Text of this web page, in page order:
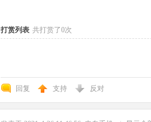
打赏列表 共打赏了0次
回复 支持 反对